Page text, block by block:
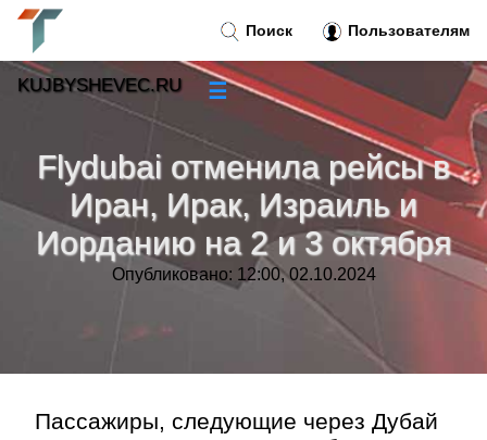
Flydubai отменила рейсы в
Иран, Ирак, Израиль и
Иорданию на 2 и 3 октября
Опубликовано: 12:00, 02.10.2024
Пассажиры, следующие через Дубай
Поиск Пользователям
KUJBYSHEVEC.RU ☰
Новости»
Тренды новостей»
Рубрики»
Контакт»